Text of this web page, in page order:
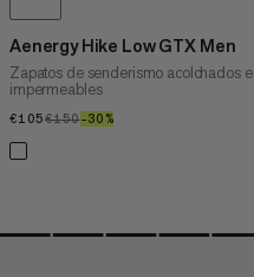
Aenergy Hike Low GTX Men
Zapatos de senderismo acolchados e
impermeables
€105€105
€150€150
–30%